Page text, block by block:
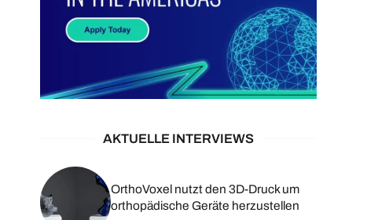
AKTUELLE INTERVIEWS
OrthoVoxel nutzt den 3D-Druck um
orthopädische Geräte herzustellen